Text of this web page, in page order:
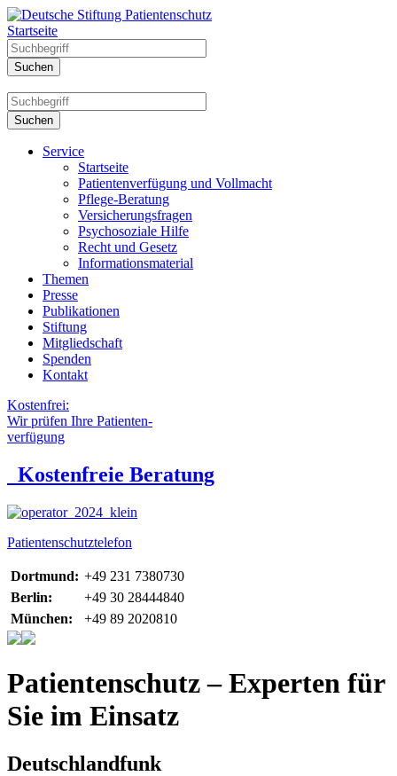
Startseite
Service
Startseite
Patientenverfügung und Vollmacht
Pflege-Beratung
Versicherungsfragen
Psychosoziale Hilfe
Recht und Gesetz
Informationsmaterial
Themen
Presse
Publikationen
Stiftung
Mitgliedschaft
Spenden
Kontakt
Kostenfrei:
Wir prüfen Ihre Patienten-
verfügung
Kostenfreie Beratung
Patientenschutztelefon
Dortmund: +49 231 7380730
Berlin:
+49 30 28444840
München:
+49 89 2020810
Patientenschutz – Experten für
Sie im Einsatz
Deutschlandfunk